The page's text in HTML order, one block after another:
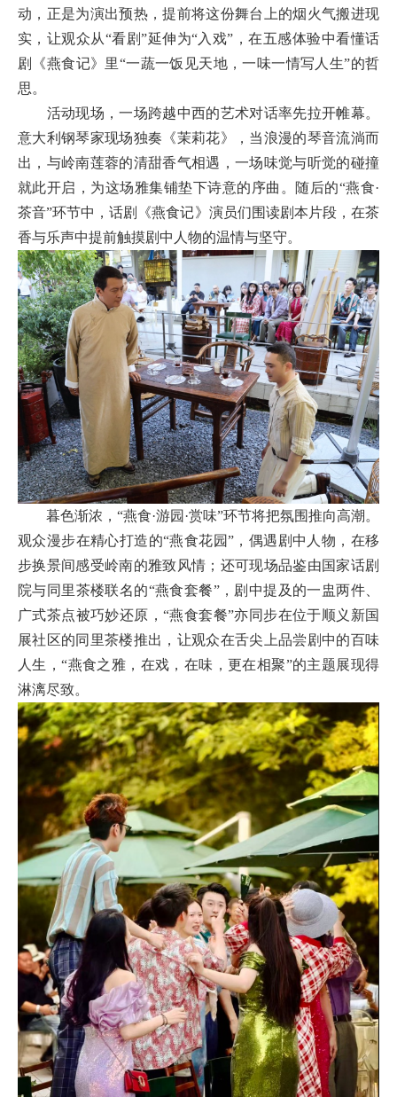
动，正是为演出预热，提前将这份舞台上的烟火气搬进现
实，让观众从“看剧”延伸为“入戏”，在五感体验中看懂话
剧《燕食记》里“一蔬一饭见天地，一味一情写人生”的哲
思。
活动现场，一场跨越中西的艺术对话率先拉开帷幕。
意大利钢琴家现场独奏《茉莉花》，当浪漫的琴音流淌而
出，与岭南莲蓉的清甜香气相遇，一场味觉与听觉的碰撞
就此开启，为这场雅集铺垫下诗意的序曲。随后的“燕食·
茶音”环节中，话剧《燕食记》演员们围读剧本片段，在茶
香与乐声中提前触摸剧中人物的温情与坚守。
暮色渐浓，“燕食·游园·赏味”环节将把氛围推向高潮。
观众漫步在精心打造的“燕食花园”，偶遇剧中人物，在移
步换景间感受岭南的雅致风情；还可现场品鉴由国家话剧
院与同里茶楼联名的“燕食套餐”，剧中提及的一盅两件、
广式茶点被巧妙还原，“燕食套餐”亦同步在位于顺义新国
展社区的同里茶楼推出，让观众在舌尖上品尝剧中的百味
人生，“燕食之雅，在戏，在味，更在相聚”的主题展现得
淋漓尽致。